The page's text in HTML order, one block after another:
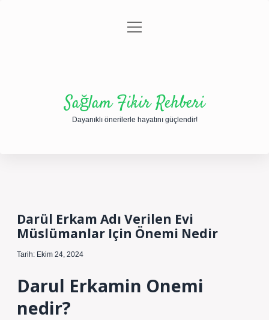
Gizlilik Politikası
menüyü
Sağlam Fikir Rehberi
Dayanıklı önerilerle hayatını güçlendir!
Darül Erkam Adı Verilen Evi
Müslümanlar Için Önemi Nedir
Tarih: Ekim 24, 2024
Darul Erkamin Onemi
nedir?